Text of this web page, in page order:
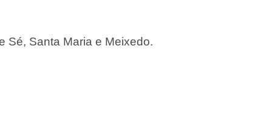
Sé, Santa Maria e Meixedo.